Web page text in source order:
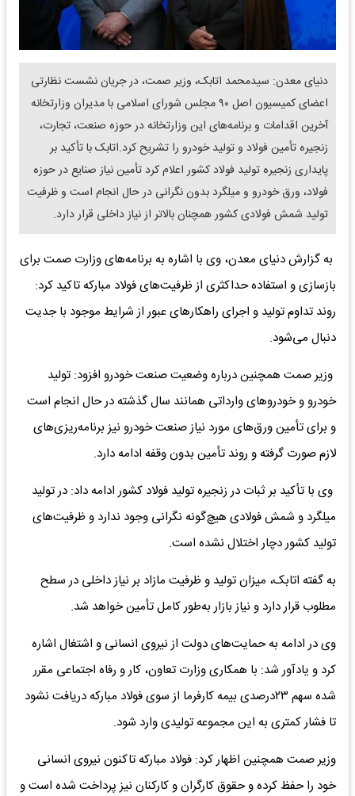
دنیای معدن: سیدمحمد اتابک، وزیر صمت، در جریان نشست نظارتی
اعضای کمیسیون اصل ۹۰ مجلس شورای اسلامی با مدیران وزارتخانه
آخرین اقدامات و برنامه‌های این وزارتخانه در حوزه صنعت، تجارت،
زنجیره تأمین فولاد و تولید خودرو را تشریح کرد.اتابک با تأکید بر
پایداری زنجیره تولید فولاد کشور اعلام کرد تأمین نیاز صنایع در حوزه
فولاد، ورق خودرو و میلگرد بدون نگرانی در حال انجام است و ظرفیت
تولید شمش فولادی کشور همچنان بالاتر از نیاز داخلی قرار دارد.
به گزارش دنیای معدن، وی با اشاره به برنامه‌های وزارت صمت برای
بازسازی و استفاده حداکثری از ظرفیت‌های فولاد مبارکه تاکید کرد:
روند تداوم تولید و اجرای راهکارهای عبور از شرایط موجود با جدیت
دنبال می‌شود.
وزیر صمت همچنین درباره وضعیت صنعت خودرو افزود: تولید
خودرو و خودروهای وارداتی همانند سال گذشته در حال انجام است
و برای تأمین ورق‌های مورد نیاز صنعت خودرو نیز برنامه‌ریزی‌های
لازم صورت گرفته و روند تأمین بدون وقفه ادامه دارد.
وی با تأکید بر ثبات در زنجیره تولید فولاد کشور ادامه داد: در تولید
میلگرد و شمش فولادی هیچ‌گونه نگرانی وجود ندارد و ظرفیت‌های
تولید کشور دچار اختلال نشده است.
به گفته اتابک، میزان تولید و ظرفیت مازاد بر نیاز داخلی در سطح
مطلوب قرار دارد و نیاز بازار به‌طور کامل تأمین خواهد شد.
وی در ادامه به حمایت‌های دولت از نیروی انسانی و اشتغال اشاره
کرد و یادآور شد: با همکاری وزارت تعاون، کار و رفاه اجتماعی مقرر
شده سهم ۲۳درصدی بیمه کارفرما از سوی فولاد مبارکه دریافت نشود
تا فشار کمتری به این مجموعه تولیدی وارد شود.
وزیر صمت همچنین اظهار کرد: فولاد مبارکه تاکنون نیروی انسانی
خود را حفظ کرده و حقوق کارگران و کارکنان نیز پرداخت شده است و